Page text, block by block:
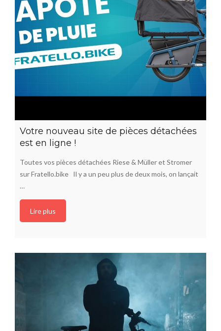
Votre nouveau site de pièces détachées
est en ligne !
Toutes vos pièces détachées Riese & Müller et Stromer
sur Fratello.bike Il y a un peu plus de deux mois, on lançait
…
Lire plus